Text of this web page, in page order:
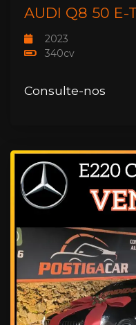
AUDI Q8 50 E-
2023
340cv
Consulte-nos